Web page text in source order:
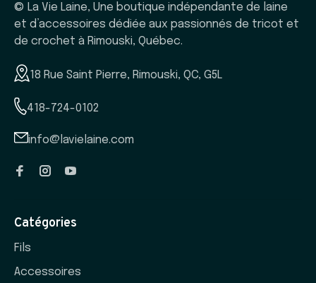
© La Vie Laine, Une boutique indépendante de laine
et d’accessoires dédiée aux passionnés de tricot et
de crochet à Rimouski, Québec.
18 Rue Saint Pierre, Rimouski, QC, G5L
418-724-0102
info@lavielaine.com
Catégories
Fils
Accessoires